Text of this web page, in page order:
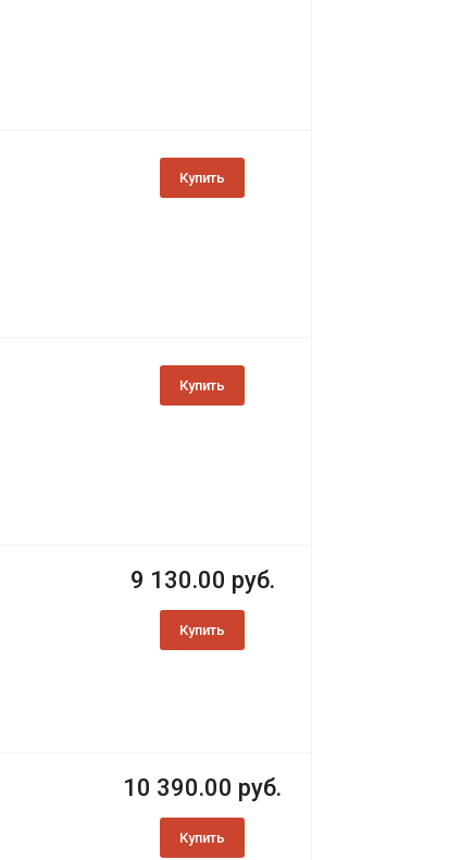
Купить
Купить
9 130.00 руб.
Купить
10 390.00 руб.
Купить